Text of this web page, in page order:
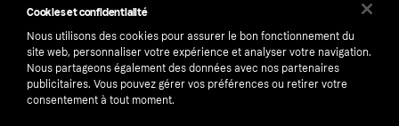
Cookies et confidentialité
Nous utilisons des cookies pour assurer le bon fonctionnement du
site web, personnaliser votre expérience et analyser votre navigation.
Nous partageons également des données avec nos partenaires
publicitaires. Vous pouvez gérer vos préférences ou retirer votre
consentement à tout moment.